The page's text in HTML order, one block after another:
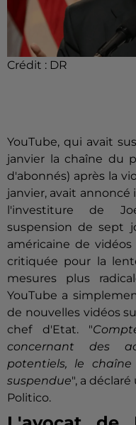
Crédit : DR
YouTube, qui avait
janvier la chaîne du
d'abonnés) après la
janvier, avait annoncé
l'investiture de
suspension de sept
américaine de
critiquée pour la
mesures plus
YouTube a
de nouvelles vidéos
chef d'Etat. "
concernant des
potentiels, le
suspendue", a
Politico.